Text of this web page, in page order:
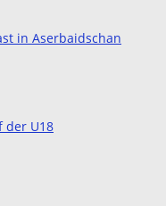
in Aserbaidschan
der U18